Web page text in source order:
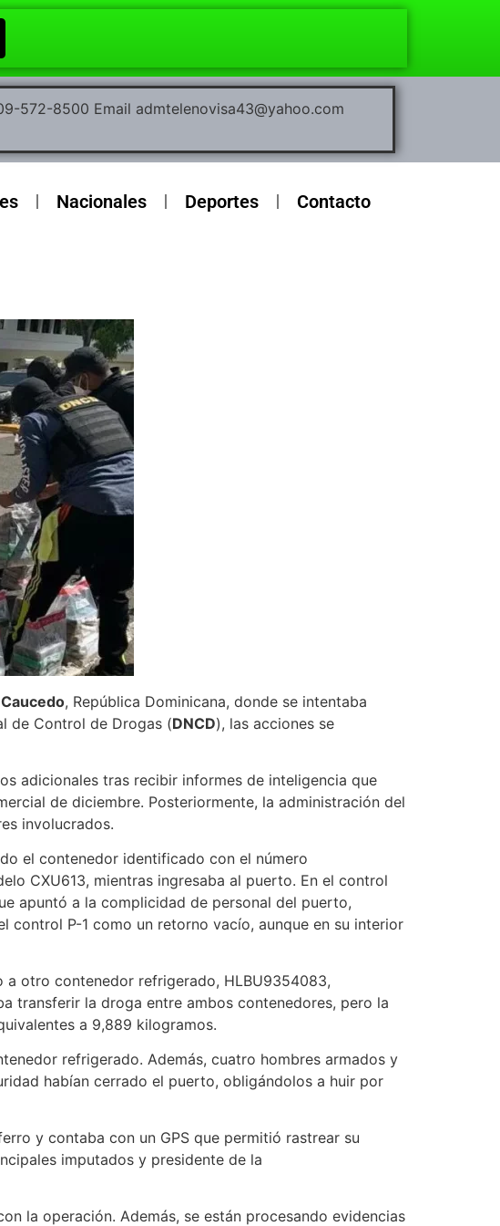
572-8500 Email admtelenovisa43@yahoo.com
Nacionales Deportes Contacto
Caucedo, República Dominicana, donde se intentaba
de Control de Drogas (DNCD), las acciones se
adicionales tras recibir informes de inteligencia que
de diciembre. Posteriormente, la administración del
involucrados.
el contenedor identificado con el número
CXU613, mientras ingresaba al puerto. En el control
apuntó a la complicidad de personal del puerto,
control P-1 como un retorno vacío, aunque en su interior
otro contenedor refrigerado, HLBU9354083,
transferir la droga entre ambos contenedores, pero la
a 9,889 kilogramos.
refrigerado. Además, cuatro hombres armados y
habían cerrado el puerto, obligándolos a huir por
y contaba con un GPS que permitió rastrear su
imputados y presidente de la
la operación. Además, se están procesando evidencias